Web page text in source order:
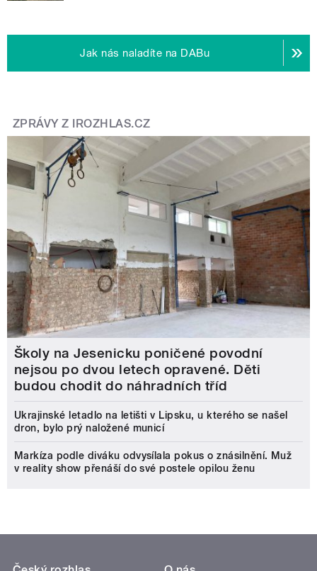
Jak nás naladíte na DABu
ZPRÁVY Z IROZHLAS.CZ
Školy na Jesenicku poničené povodní
nejsou po dvou letech opravené. Děti
budou chodit do náhradních tříd
Ukrajinské letadlo na letišti v Lipsku, u kterého se našel
dron, bylo prý naložené municí
Markíza podle diváku odvysílala pokus o znásilnění. Muž
v reality show přenáší do své postele opilou ženu